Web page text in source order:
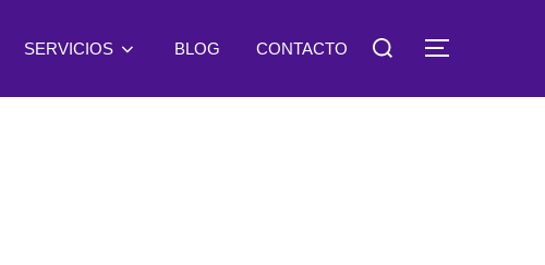
SERVICIOS BLOG CONTACTO
Buscar: